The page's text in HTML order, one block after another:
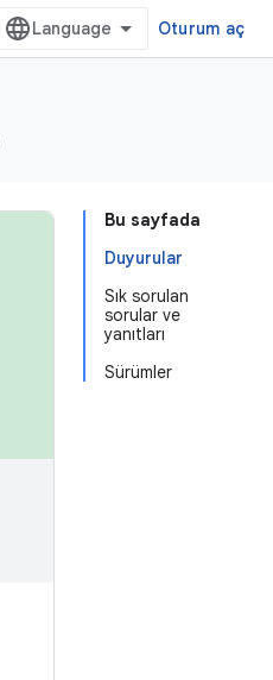
Oturum aç
Bu sayfada
Duyurular
Sık sorulan
sorular ve
yanıtları
Sürümler